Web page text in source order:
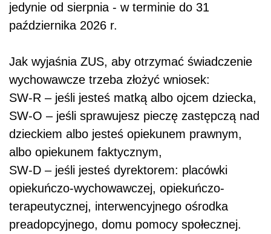
jedynie od sierpnia - w terminie do 31
października 2026 r.
Jak wyjaśnia ZUS, aby otrzymać świadczenie
wychowawcze trzeba złożyć wniosek:
SW-R – jeśli jesteś matką albo ojcem dziecka,
SW-O – jeśli sprawujesz pieczę zastępczą nad
dzieckiem albo jesteś opiekunem prawnym,
albo opiekunem faktycznym,
SW-D – jeśli jesteś dyrektorem: placówki
opiekuńczo-wychowawczej, opiekuńczo-
terapeutycznej, interwencyjnego ośrodka
preadopcyjnego, domu pomocy społecznej.